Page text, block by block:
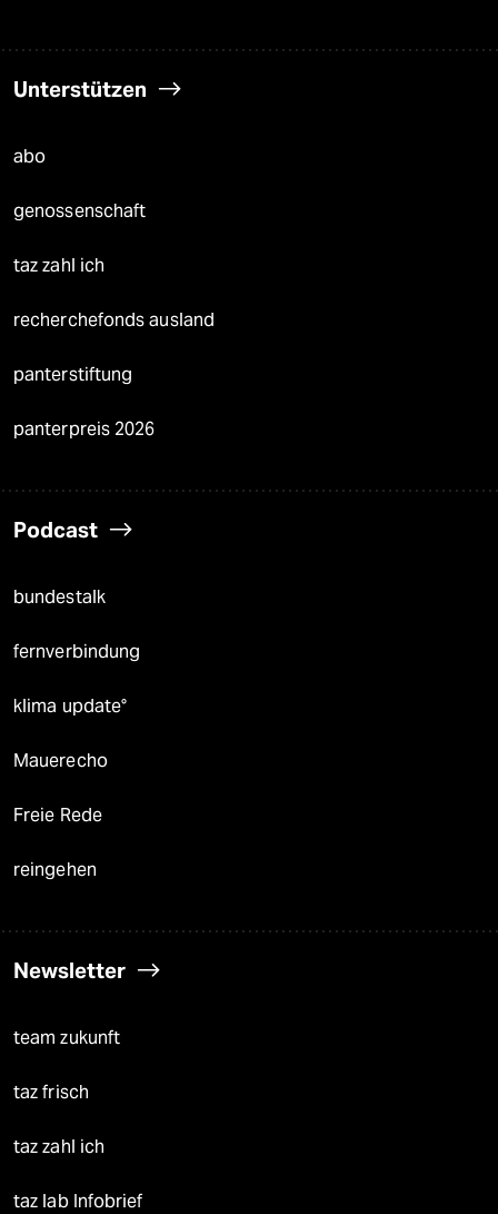
Unterstützen
abo
genossenschaft
taz zahl ich
recherchefonds ausland
panterstiftung
panterpreis 2026
Podcast
bundestalk
fernverbindung
klima update°
Mauerecho
Freie Rede
reingehen
Newsletter
team zukunft
taz frisch
taz zahl ich
taz lab Infobrief